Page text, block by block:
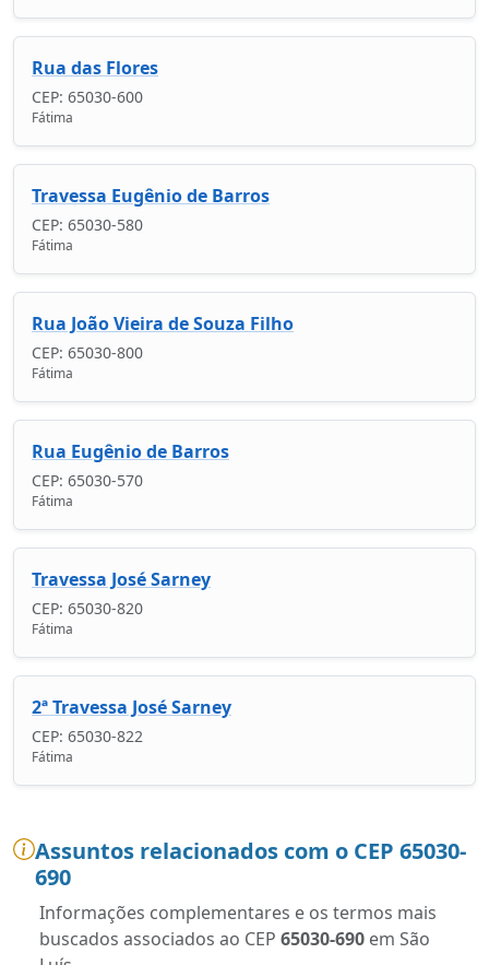
Rua das Flores
CEP: 65030-600
Fátima
Travessa Eugênio de Barros
CEP: 65030-580
Fátima
Rua João Vieira de Souza Filho
CEP: 65030-800
Fátima
Rua Eugênio de Barros
CEP: 65030-570
Fátima
Travessa José Sarney
CEP: 65030-820
Fátima
2ª Travessa José Sarney
CEP: 65030-822
Fátima
Assuntos relacionados com o CEP 65030-
690
Informações complementares e os termos mais
buscados associados ao CEP 65030-690 em São